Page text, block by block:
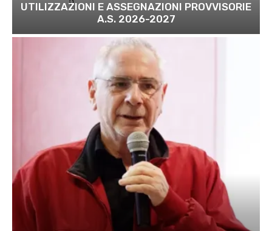
UTILIZZAZIONI E ASSEGNAZIONI PROVVISORIE
A.S. 2026-2027